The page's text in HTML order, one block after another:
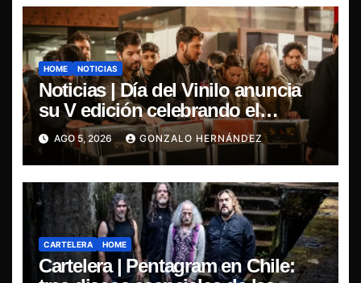
HOME NOTICIAS
Noticias | Día del Vinilo anuncia
su V edición celebrando el
regreso del 7″ fabricado en Chile
AGO 5, 2026 GONZALO HERNÁNDEZ
CARTELERA HOME
Cartelera | Pentagram en Chile: